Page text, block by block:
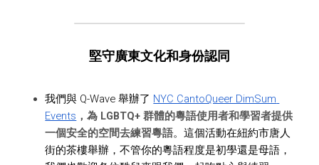
堅守廣東文化和身份認同
我們與 Q-Wave 舉辦了 NYC CantoQueer DimSum
Events ，為 LGBTQ+ 群體的粵語使用者和學習者提供
一個安全的空間去練習粵語。這個活動在紐約市唐人
街的茶樓舉辦，不管你的粵語程度是初學還是母語，